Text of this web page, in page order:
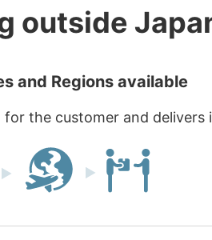
予約12/7〆TVアニメ『ブルーロッ
ク』 ぷゆこれっ おしゃべり 缶バ
アニメグッズ大定番のベーシック
な缶バッジ。バッグアクセサリー
￥440
カートへ進む